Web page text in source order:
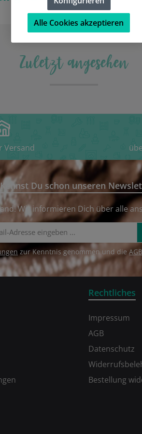
Zuletzt angesehen
Versand
Kennst Du schon unseren
Wir informieren Dich über alle
Mail-
Adresse*
zur Kenntnis genommen und die AGB
Rechtliches
Impressum
AGB
Datenschutz
Bestellung
Alle Cookies akzeptieren